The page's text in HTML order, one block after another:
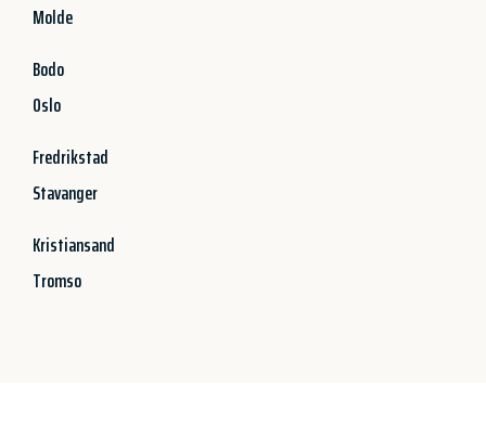
Molde
Bodo
Oslo
Fredrikstad
Stavanger
Kristiansand
Tromso